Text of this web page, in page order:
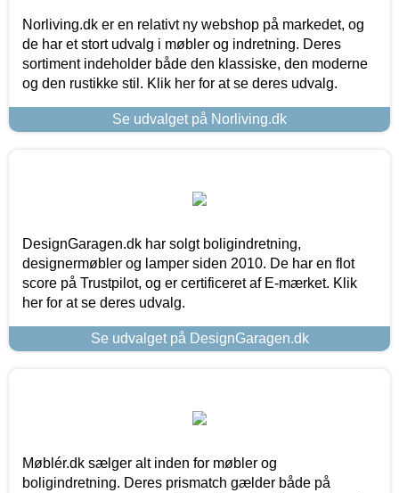
Norliving.dk er en relativt ny webshop på markedet, og
de har et stort udvalg i møbler og indretning. Deres
sortiment indeholder både den klassiske, den moderne
og den rustikke stil. Klik her for at se deres udvalg.
Se udvalget på Norliving.dk
DesignGaragen.dk har solgt boligindretning,
designermøbler og lamper siden 2010. De har en flot
score på Trustpilot, og er certificeret af E-mærket. Klik
her for at se deres udvalg.
Se udvalget på DesignGaragen.dk
Møblér.dk sælger alt inden for møbler og
boligindretning. Deres prismatch gælder både på